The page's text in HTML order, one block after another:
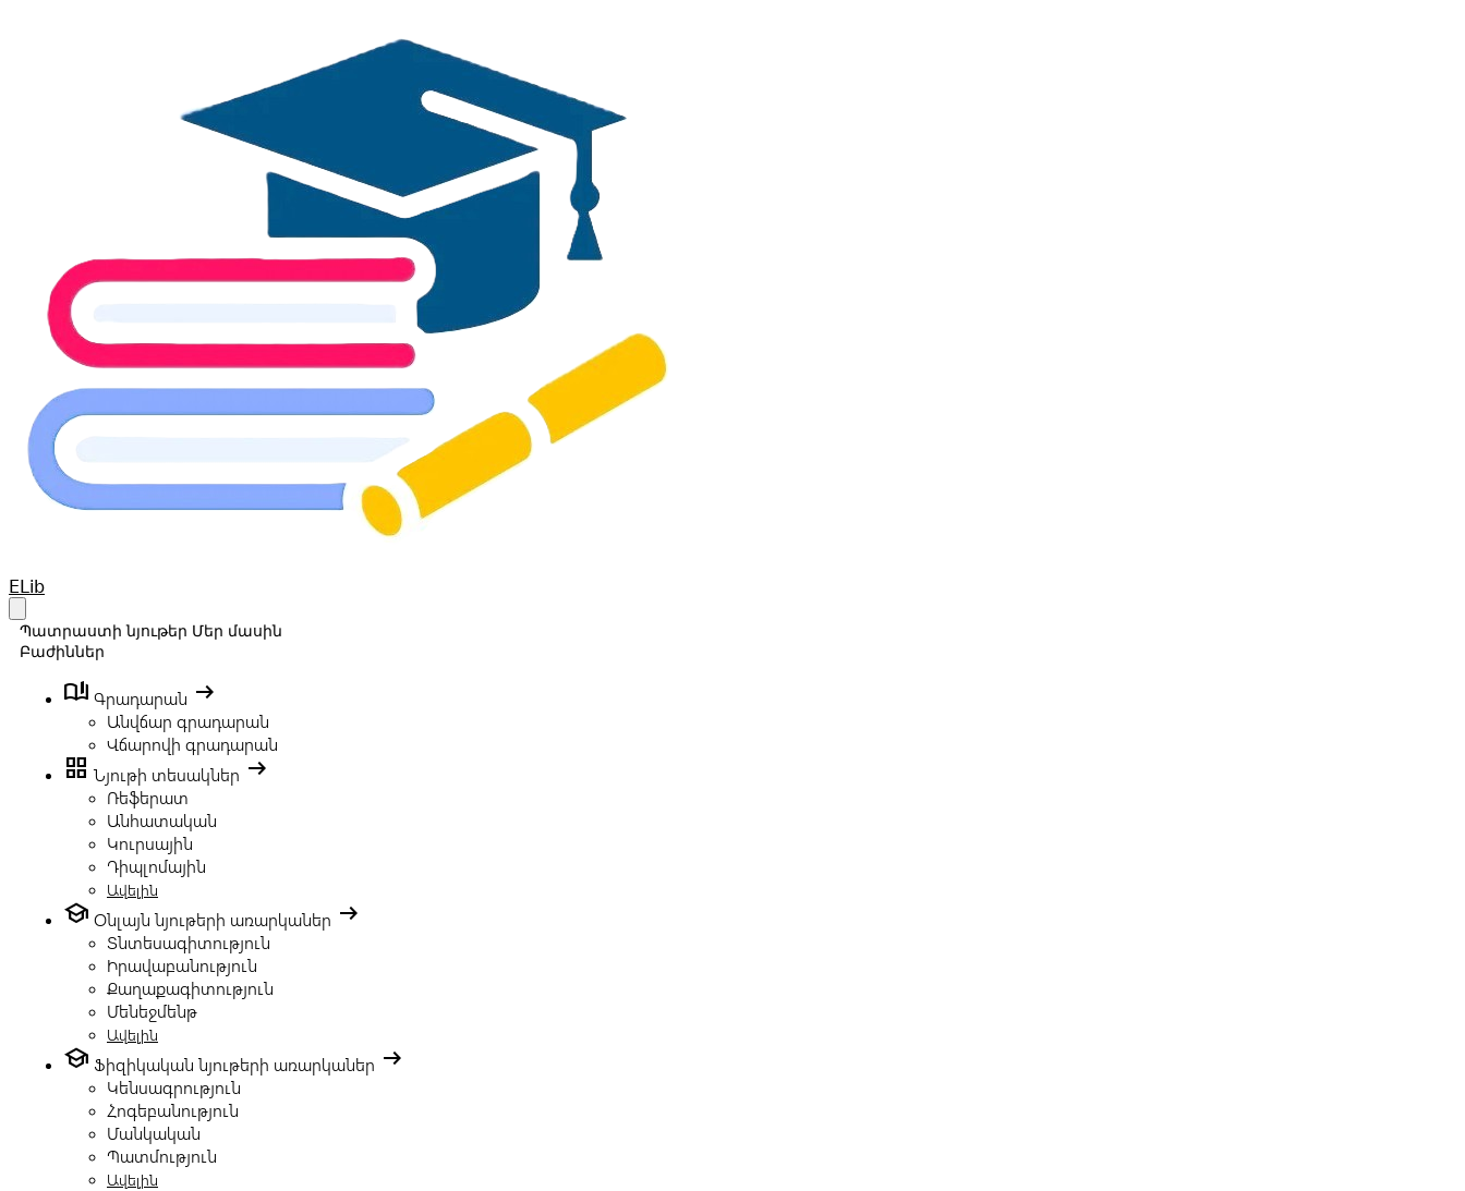
Your Company
ELib
Պատրաստի նյութեր Մեր մասին
Բաժիններ
book_ribbon Գրադարան arrow_right_alt
Անվճար գրադարան
Վճարովի գրադարան
grid_view Նյութի տեսակներ arrow_right_alt
Ռեֆերատ
Անհատական
Կուրսային
Դիպլոմային
Ավելին
school Օնլայն նյութերի առարկաներ arrow_right_alt
Տնտեսագիտություն
Իրավաբանություն
Քաղաքագիտություն
Մենեջմենթ
Ավելին
school Ֆիզիկական նյութերի առարկաներ arrow_right_alt
Կենսագրություն
Հոգեբանություն
Մանկական
Պատմություն
Ավելին